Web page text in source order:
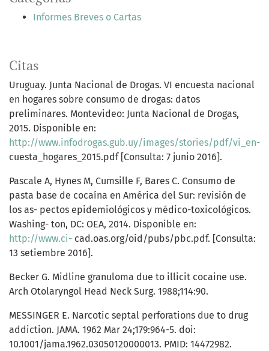
Informes Breves o Cartas
Citas
Uruguay. Junta Nacional de Drogas. VI encuesta nacional
en hogares sobre consumo de drogas: datos
preliminares. Montevideo: Junta Nacional de Drogas,
2015. Disponible en:
http://www.infodrogas.gub.uy/images/stories/pdf/vi_en-
cuesta_hogares_2015.pdf [Consulta: 7 junio 2016].
Pascale A, Hynes M, Cumsille F, Bares C. Consumo de
pasta base de cocaína en América del Sur: revisión de
los as- pectos epidemiológicos y médico-toxicológicos.
Washing- ton, DC: OEA, 2014. Disponible en:
http://www.ci- cad.oas.org/oid/pubs/pbc.pdf. [Consulta:
13 setiembre 2016].
Becker G. Midline granuloma due to illicit cocaine use.
Arch Otolaryngol Head Neck Surg. 1988;114:90.
MESSINGER E. Narcotic septal perforations due to drug
addiction. JAMA. 1962 Mar 24;179:964-5. doi:
10.1001/jama.1962.03050120000013. PMID: 14472982.